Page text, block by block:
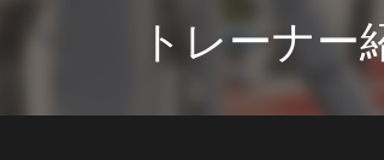
トレーナー